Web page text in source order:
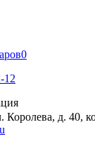
0
12
Королева, д. 40,